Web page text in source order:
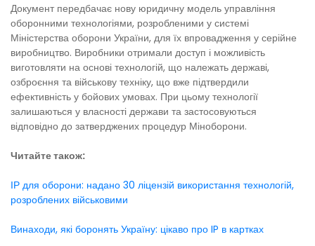
Документ передбачає нову юридичну модель управління
оборонними технологіями, розробленими у системі
Міністерства оборони України, для їх впровадження у серійне
виробництво. Виробники отримали доступ і можливість
виготовляти на основі технологій, що належать державі,
озброєння та військову техніку, що вже підтвердили
ефективність у бойових умовах. При цьому технології
залишаються у власності держави та застосовуються
відповідно до затверджених процедур Міноборони.
Читайте також:
ІР для оборони: надано 30 ліцензій використання технологій,
розроблених військовими
Винаходи, які боронять Україну: цікаво про IP в картках